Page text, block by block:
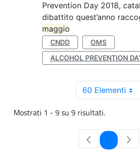
Prevention Day 2018,
dibattito quest’anno
maggio
CNDD
OMS
ALCOHOL PREVENTION
60 Elementi
Mostrati 1 - 9 su 9 risultati.
Pagina